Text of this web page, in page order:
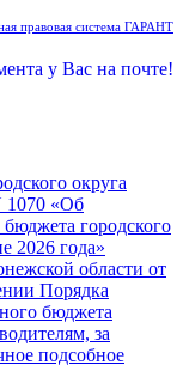
правовая система ГАРАНТ
округа
1070 «Об
городского
2026 года»
области от
Порядка
бюджета
за
подсобное